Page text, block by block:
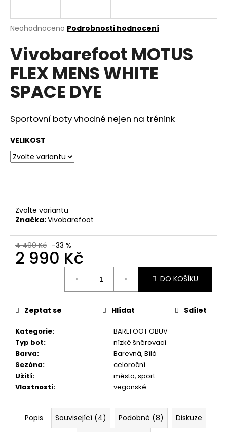
Průměrné
produktu
je
0,0
5
hvězdiček.
Neohodnoceno Podrobnosti hodnocení
Vivobarefoot MOTUS
FLEX MENS WHITE
SPACE DYE
Sportovní boty vhodné nejen na trénink
VELIKOST
Zvolte variantu
Značka:Vivobarefoot
4 490 Kč –33 %
2 990 Kč
DO KOŠÍKU
Kategorie:
BAREFOOT OBUV
Typ bot:
nízké šněrovací
Barva:
Barevná, Bílá
Sezóna:
celoroční
Užití:
město, sport
Vlastnosti: veganské
Zeptat se Hlídat Sdílet
Popis Související (4) Podobné (8)
Diskuze
j
t
?
HLEDAT
D
o
u
u
DÁRKOVÝ
Kč